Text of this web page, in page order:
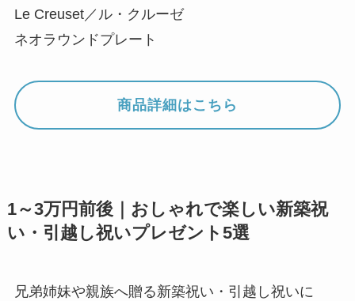
Le Creuset／ル・クルーゼ
ネオラウンドプレート
商品詳細はこちら
1～3万円前後｜おしゃれで楽しい新築祝
い・引越し祝いプレゼント5選
兄弟姉妹や親族へ贈る新築祝い・引越し祝いに